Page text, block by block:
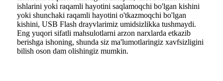
ishlarini yoki raqamli hayotini saqlamoqchi bo'lgan kishini
yoki shunchaki raqamli hayotini o'tkazmoqchi bo'lgan
kishini, USB Flash drayvlarimiz umidsizlikka tushmaydi.
Eng yuqori sifatli mahsulotlarni arzon narxlarda etkazib
berishga ishoning, shunda siz ma'lumotlaringiz xavfsizligini
bilish oson dam olishingiz mumkin.